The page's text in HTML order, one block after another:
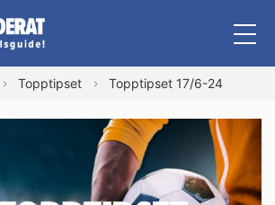
Topptipset Topptipset 17/6-24